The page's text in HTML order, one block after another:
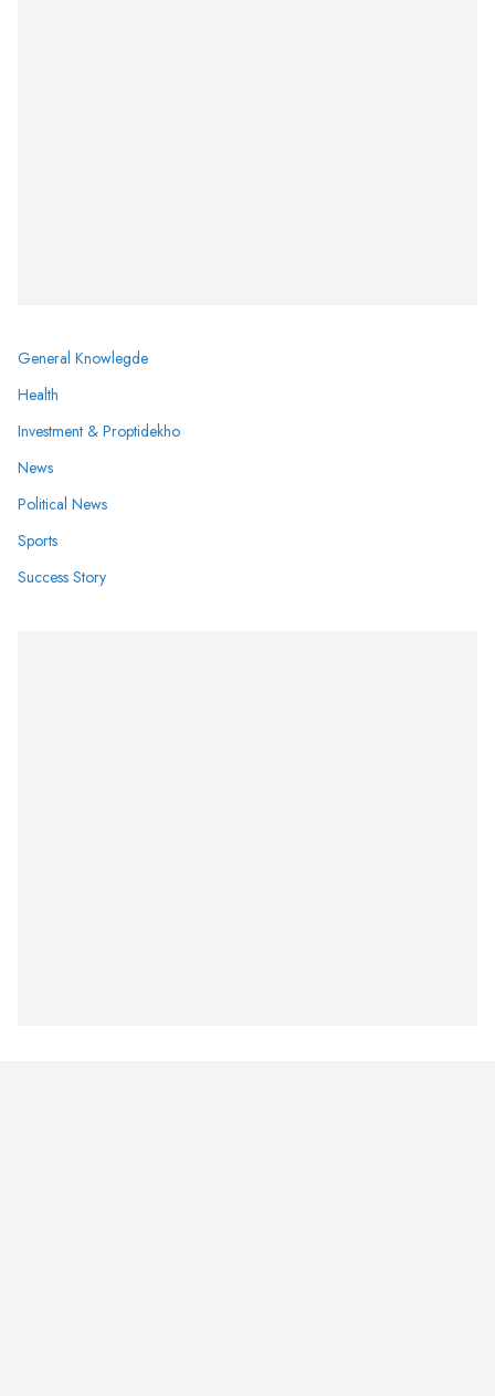
General Knowlegde
Health
Investment & Proptidekho
News
Political News
Sports
Success Story